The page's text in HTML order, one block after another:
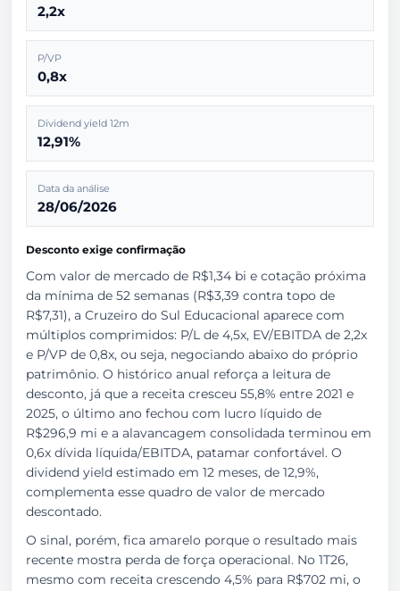
2,2x
P/VP
0,8x
Dividend yield 12m
12,91%
Data da análise
28/06/2026
Desconto exige confirmação
Com valor de mercado de R$1,34 bi e cotação próxima
da mínima de 52 semanas (R$3,39 contra topo de
R$7,31), a Cruzeiro do Sul Educacional aparece com
múltiplos comprimidos: P/L de 4,5x, EV/EBITDA de 2,2x
e P/VP de 0,8x, ou seja, negociando abaixo do próprio
patrimônio. O histórico anual reforça a leitura de
desconto, já que a receita cresceu 55,8% entre 2021 e
2025, o último ano fechou com lucro líquido de
R$296,9 mi e a alavancagem consolidada terminou em
0,6x dívida líquida/EBITDA, patamar confortável. O
dividend yield estimado em 12 meses, de 12,9%,
complementa esse quadro de valor de mercado
descontado.
O sinal, porém, fica amarelo porque o resultado mais
recente mostra perda de força operacional. No 1T26,
mesmo com receita crescendo 4,5% para R$702 mi, o